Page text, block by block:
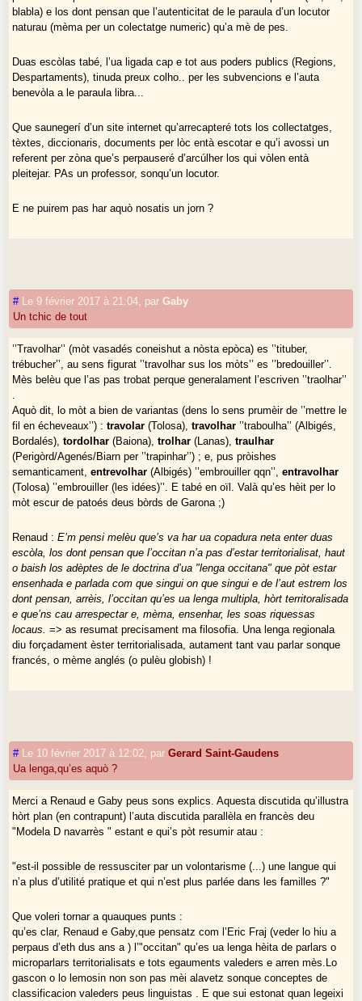
blabla) e los dont pensan que l’autenticitat de le paraula d’un locutor
naturau (mèma per un colectatge numeric) qu’a mè de pes.
Duas escòlas tabé, l’ua ligada cap e tot aus poders publics (Regions,
Despartaments), tinuda preux colho.. per les subvencions e l’auta
benevòla a le paraula libra...
Que saunegerí d’un site internet qu’arrecapteré tots los collectatges,
tèxtes, diccionaris, documents per lòc entà escotar e qu’i avossi un
referent per zòna que’s perpauseré d’arcúlher los qui vòlen entà
pleitejar. PAs un professor, sonqu’un locutor.
E ne puirem pas har aquò nosatis un jorn ?
# Le 9 février 2017 à 21:04 parGaby
Un tchic de tout
’’Travolhar’’ (mòt vasadés coneishut a nòsta epòca) es ’’tituber,
trébucher’’, au sens figurat ’’travolhar sus los mòts’’ es ’’bredouiller’’.
Mès belèu que l’as pas trobat perque generalament l’escriven ’’traolhar’’
Aquò dit, lo mòt a bien de variantas (dens lo sens prumèir de ’’mettre le
fil en écheveaux’’) :travolar (Tolosa),travolhar ’’traboulha’’ (Albigés,
Bordalés),tordolhar (Baiona),trolhar (Lanas),traulhar
(Perigòrd/Agenés/Biarn per ’’trapinhar’’) ; e, pus pròishes
semanticament,entrevolhar (Albigés) ’’embrouiller qqn’’,entravolhar
(Tolosa) ’’embrouiller (les idées)’’. E tabé en oïl. Valà qu’es hèit per lo
mòt escur de patoés deus bòrds de Garona ;)
Renaud :E’m pensi melèu que’s va har ua copadura neta enter duas
escòla, los dont pensan que l’occitan n’a pas d’estar territorialisat, haut
o baish los adèptes de le doctrina d’ua "lenga occitana" que pòt estar
ensenhada e parlada com que singui on que singui e de l’aut estrem los
dont pensan, arrèis, l’occitan qu’es ua lenga multipla, hòrt territoralisada
e que’ns cau arrespectar e, mèma, ensenhar, les soas riquessas
locaus. => as resumat precisament ma filosofia. Una lenga regionala
diu forçadament èster territorialisada, autament tant vau parlar sonque
francés, o mème anglés (o pulèu globish) !
# Le 10 février 2017 à 12:02 parGerard Saint-Gaudens
Ua lenga,qu’es aquò ?
Merci a Renaud e Gaby peus sons explics. Aquesta discutida qu’illustra
hòrt plan (en contrapunt) l’auta discutida parallèla en francès deu
"Modela D navarrès " estant e qui’s pòt resumir atau :
"est-il possible de ressusciter par un volontarisme (...) une langue qui
n’a plus d’utilité pratique et qui n’est plus parlée dans les familles ?"
Que voleri tornar a quauques punts :
qu’es clar, Renaud e Gaby,que pensatz com l’Eric Fraj (veder lo hiu a
perpaus d’eth dus ans a ) l’"occitan" qu’es ua lenga hèita de parlars o
microparlars territorialisats e tots egauments valeders e arren mès.Lo
gascon o lo lemosin non son pas mèi alavetz sonque conceptes de
classificacion valeders peus linguistas . E que sui estonat quan legeixi